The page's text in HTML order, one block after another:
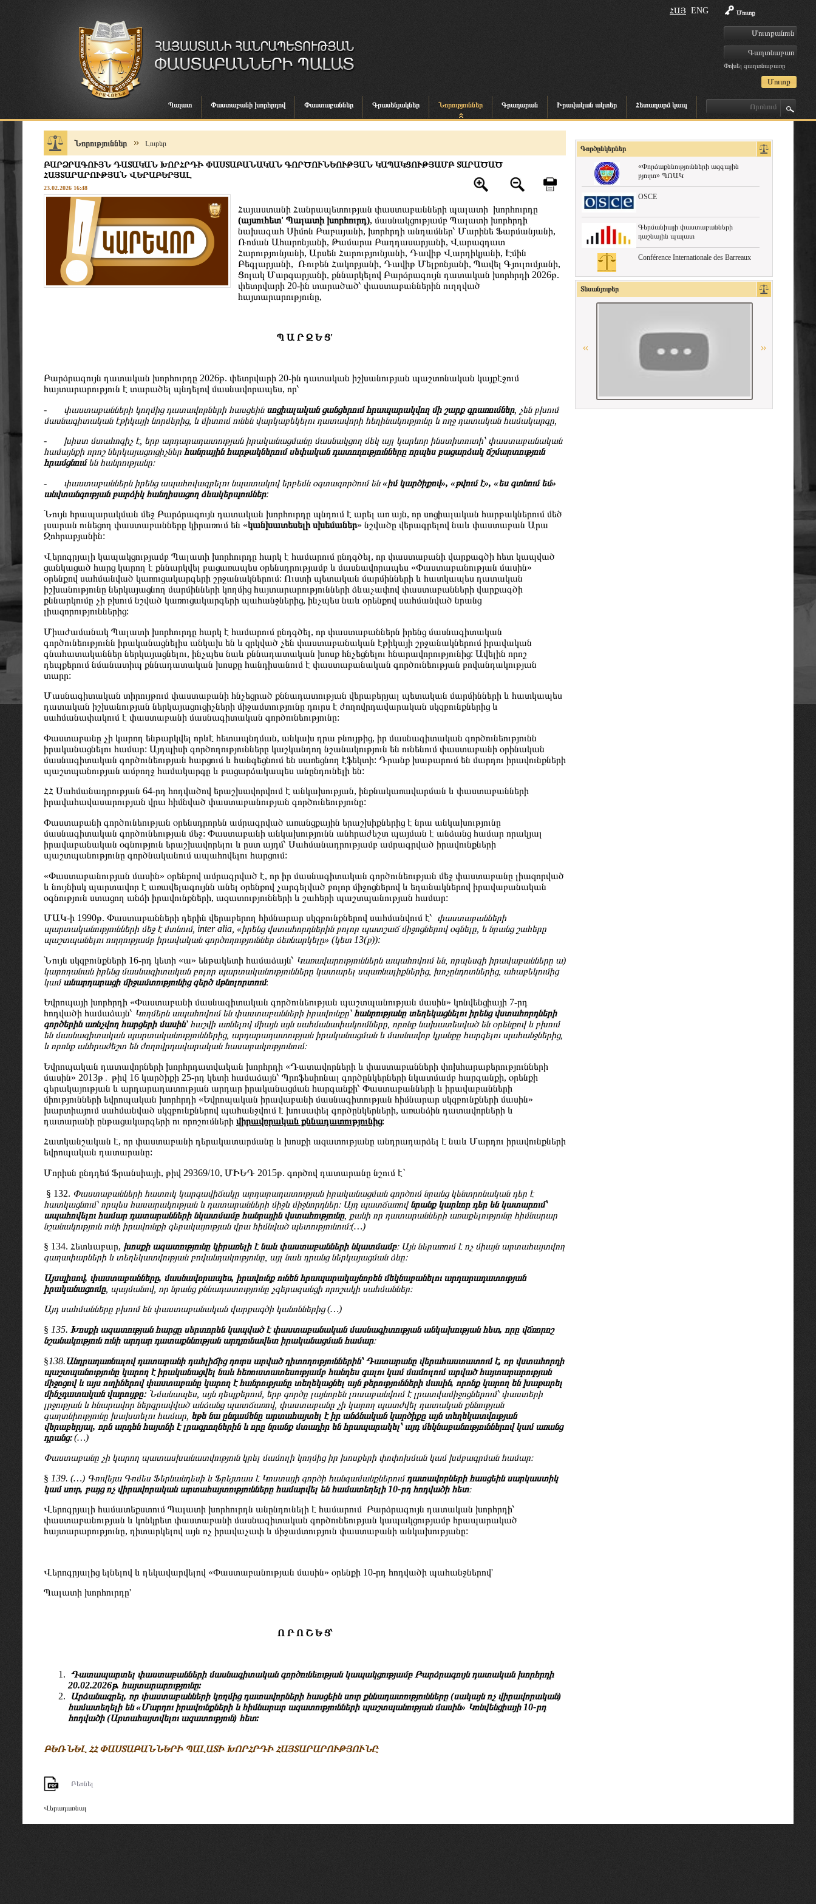
Մուտք
Փոխել գաղտնաբառը
ՀԱՅ ENG
Պալատ Փաստաբանի խորհրդով Փաստաբաններ Գրասենյակներ Նորություններ Գրադարան Իրավական ակտեր Հետադարձ կապ
Նորություններ Լուրեր
ԲԱՐՁՐԱԳՈՒՅՆ ԴԱՏԱԿԱՆ ԽՈՐՀՐԴԻ ՓԱՍՏԱԲԱՆԱԿԱՆ ԳՈՐԾՈՒՆԵՈՒԹՅԱՆ ԿԱՊԱԿՑՈՒԹՅԱՄԲ ՏԱՐԱԾԱԾ
ՀԱՅՏԱՐԱՐՈՒԹՅԱՆ ՎԵՐԱԲԵՐՅԱԼ
23.02.2026 16:48
Հայաստանի Հանրապետության փաստաբանների պալատի խորհուրդը
(այսուհետ' Պալատի խորհուրդ), մասնակցությամբ Պալատի խորհրդի
նախագահ Սիմոն Բաբայանի, խորհրդի անդամներ՝ Մարինե Ֆարմանյանի,
Ռոման Ահարոնյանի, Թամարա Բաղդասարյանի, Վարազդատ
Հարությունյանի, Արսեն Հարությունյանի, Դավիթ Վարդիկյանի, Էմին
Բեգլարյանի, Ռուբեն Հակոբյանի, Դավիթ Մելքոնյանի, Պավել Գյուլումյանի,
Ցոլակ Մարգարյանի, քննարկելով Բարձրագույն դատական խորհրդի 2026թ.
փետրվարի 20-ին տարածած՝ փաստաբաններին ուղղված
հայտարարությունը,
Պ Ա Ր Զ Ե Ց'
Բարձրագույն դատական խորհուրդը 2026թ. փետրվարի 20-ին դատական իշխանության պաշտոնական կայքէջում
հայտարարություն է տարածել պնդելով մասնավորապես, որ՝
- փաստաբանների կողմից դատավորների հասցեին սոցիալական ցանցերում հրապարակվող մի շարք գրառումներ, չեն բխում
մասնագիտական էթիկայի նորմերից, և միտում ունեն վարկաբեկելու դատավորի հեղինակությունը և ողջ դատական համակարգը,
- խիստ մտահոգիչ է, երբ արդարադատության իրականացմանը մասնակցող մեկ այլ կարևոր ինստիտուտի՝ փաստաբանական
համայնքի որոշ ներկայացուցիչներ հանրային հարթակներում սեփական դատողությունները որպես բացարձակ ճշմարտություն
հրամցնումեն հանրությանը։
- փաստաբաններն իրենց ապահովագրելու նպատակով երբեմն օգտագործում են«իմ կարծիքով», «թվում է», «ես գտնում եմ»
անվտանգության բարձիկ հանդիսացող ձևակերպումներ:
Նույն հրապարակման մեջ Բարձրագույն դատական խորհուրդը պնդում է արել առ այն, որ սոցիալական հարթակներում մեծ
լսարան ունեցող փաստաբանները կիրառում են «կանխատեսելի սխեմաներ» նշվածը վերագրելով նաև փաստաբան Արա
Զոհրաբյանին:
Վերոգրյալի կապակցությամբ Պալատի խորհուրդը հարկ է համարում ընդգծել, որ փաստաբանի վարքագծի հետ կապված
ցանկացած հարց կարող է քննարկվել բացառապես օրենսդրությամբ և մասնավորապես «Փաստաբանության մասին»
օրենքով սահմանված կառուցակարգերի շրջանակներում: Ուստի պետական մարմինների և հատկապես դատական
իշխանությունը ներկայացնող մարմինների կողմից հայտարարությունների ձևաչափով փաստաբանների վարքագծի
քննարկումը չի բխում նշված կառուցակարգերի պահանջներից, ինչպես նաև օրենքով սահմանված նրանց
լիազորություններից:
Միաժամանակ Պալատի խորհուրդը հարկ է համարում ընդգծել, որ փաստաբաններն իրենց մասնագիտական
գործունեությունն իրականացնելիս անկախ են և զրկված չեն փաստաբանական էթիկայի շրջանակներում իրավական
գնահատականներ ներկայացնելու, ինչպես նաև քննադատական խոսք հնչեցնելու հնարավորությունից: Ավելին որոշ
դեպքերում նմանատիպ քննադատական խոսքը հանդիսանում է փաստաբանական գործունեության բովանդակության
տարր:
Մասնագիտական տիրույթում փաստաբանի հնչեցրած քննադատության վերաբերյալ պետական մարմինների և հատկապես
դատական իշխանության ներկայացուցիչների միջամտությունը դուրս է ժողովրդավարական սկզբունքներից և
սահմանափակում է փաստաբանի մասնագիտական գործունեությունը:
Փաստաբանը չի կարող ենթարկվել որևէ հետապնդման, անկախ դրա բնույթից, իր մասնագիտական գործունեությունն
իրականացնելու համար: Այդպիսի գործողությունները կաշկանդող նշանակություն են ունենում փաստաբանի օրինական
մասնագիտական գործունեության հարցում և հանգեցնում են սառեցնող էֆեկտի: Դրանք խաթարում են մարդու իրավունքների
պաշտպանության ամբողջ համակարգը և բացարձակապես անընդունելի են:
ՀՀ Սահմանադրության 64-րդ հոդվածով երաշխավորվում է անկախության, ինքնակառավարման և փաստաբանների
իրավահավասարության վրա հիմնված փաստաբանության գործունեությունը:
Փաստաբանի գործունեության օրենսդրորեն ամրագրված առանցքային երաշխիքներից է նրա անկախությունը
մասնագիտական գործունեության մեջ: Փաստաբանի անկախությունն անհրաժեշտ պայման է անձանց համար որակյալ
իրավաբանական օգնություն երաշխավորելու և ըստ այդմ՝ Սահմանադրությամբ ամրագրված իրավունքների
պաշտպանությունը գործնականում ապահովելու հարցում:
«Փաստաբանության մասին» օրենքով ամրագրված է, որ իր մասնագիտական գործունեության մեջ փաստաբանը լիազորված
և նույնիսկ պարտավոր է առավելագույնն անել օրենքով չարգելված բոլոր միջոցներով և եղանակներով իրավաբանական
օգնություն ստացող անձի իրավունքների, ազատությունների և շահերի պաշտպանության համար:
ՄԱԿ-ի 1990թ. Փաստաբանների դերին վերաբերող հիմնարար սկզբունքներով սահմանվում է՝ փաստաբանների
պարտականությունների մեջ է մտնում, inter alia, «իրենց վստահորդներին բոլոր պատշաճ միջոցներով օգնելը, և նրանց շահերը
պաշտպանելու ուղղությամբ իրավական գործողություններ ձեռնարկելը» (կետ 13(բ)):
Նույն սկզբունքների 16-րդ կետի «ա» ենթակետի համաձայն՝ Կառավարություններն ապահովում են, որպեսզի իրավաբանները ա)
կարողանան իրենց մասնագիտական բոլոր պարտականությունները կատարել սպառնալիքներից, խոչընդոտներից, ահաբեկումից
կամանարդարացի միջամտությունից զերծ մթնոլորտում։
Եվրոպայի խորհրդի «Փաստաբանի մասնագիտական գործունեության պաշտպանության մասին» կոնվենցիայի 7-րդ
հոդվածի համաձայն՝ Կողմերն ապահովում են փաստաբանների իրավունքը՝ հանրությանը տեղեկացնելու իրենց վստահորդների
գործերին առնչվող հարցերի մասին՝ հաշվի առնելով միայն այն սահմանափակումները, որոնք նախատեսված են օրենքով և բխում
են մասնագիտական պարտականություններից, արդարադատության իրականացման և մասնավոր կյանքը հարգելու պահանջներից,
և որոնք անհրաժեշտ են ժողովրդավարական հասարակությունում։
Եվրոպական դատավորների խորհրդատվական խորհրդի «Դատավորների և փաստաբանների փոխհարաբերությունների
մասին» 2013թ․ թիվ 16 կարծիքի 25-րդ կետի համաձայն՝ Պրոֆեսիոնալ գործընկերների նկատմամբ հարգանքի, օրենքի
գերակայության և արդարադատության արդար իրականացման հարգանքի՝ Փաստաբանների և իրավաբանների
միությունների եվրոպական խորհրդի «Եվրոպական իրավաբանի մասնագիտության հիմնարար սկզբունքների մասին»
խարտիայում սահմանված սկզբունքներով պահանջվում է խուսափել գործընկերների, առանձին դատավորների և
դատարանի ընթացակարգերի ու որոշումների վիրավորական քննադատությունից:
Հատկանշական է, որ փաստաբանի դերակատարմանը և խոսքի ազատությանը անդրադարձել է նաև Մարդու իրավունքների
եվրոպական դատարանը:
Մորիսն ընդդեմ Ֆրանսիայի, թիվ 29369/10, ՄԻԵԴ 2015թ. գործով դատարանը նշում է`
§ 132. Փաստաբանների հատուկ կարգավիճակը արդարադատության իրականացման գործում նրանց կենտրոնական դեր է
հատկացնում՝ որպես հասարակության և դատարանների միջև միջնորդներ։ Այդ պատճառովնրանք կարևոր դեր են կատարում՝
ապահովելու համար դատարանների նկատմամբ հանրային վստահությունը, քանի որ դատարանների առաքելությունը հիմնարար
նշանակություն ունի իրավունքի գերակայության վրա հիմնված պետությունում։(…)
§ 134. Հետևաբար, խոսքի ազատությունը կիրառելի է նաև փաստաբանների նկատմամբ։ Այն ներառում է ոչ միայն արտահայտվող
գաղափարների և տեղեկատվության բովանդակությունը, այլ նաև դրանց ներկայացման ձևը։
Այսպիսով, փաստաբանները, մասնավորապես, իրավունք ունեն հրապարակայնորեն մեկնաբանելու արդարադատության
իրականացումը, պայմանով, որ նրանց քննադատությունը չգերազանցի որոշակի սահմաններ։
Այդ սահմանները բխում են փաստաբանական վարքագծի կանոններից (…)
§ 135. Խոսքի ազատության հարցը սերտորեն կապված է փաստաբանական մասնագիտության անկախության հետ, որը վճռորոշ
նշանակություն ունի արդար դատաքննության արդյունավետ իրականացման համար։
§138.Անդրադառնալով դատարանի դահլիճից դուրս արված դիտողություններին՝ Դատարանը վերահաստատում է, որ վստահորդի
պաշտպանությունը կարող է իրականացվել նաև հեռուստատեսությամբ հանդես գալու կամ մամուլում արված հայտարարության
միջոցով և այս ուղիներով փաստաբանը կարող է հանրությանը տեղեկացնել այն թերությունների մասին, որոնք կարող են խաթարել
մինչդատականվարույթը։ Նմանապես, այն դեպքերում, երբ գործը լայնորեն լուսաբանվում է լրատվամիջոցներում՝ փաստերի
լրջության և հնարավոր ներգրավված անձանց պատճառով, փաստաբանը չի կարող պատժվել դատական քննության
գաղտնիությունը խախտելու համար, եթե նա ընդամենը արտահայտել է իր անձնական կարծիքը այն տեղեկատվության
վերաբերյալ, որն արդեն հայտնի է լրագրողներին և որը նրանք մտադիր են հրապարակել՝ այդ մեկնաբանություններով կամ առանց
դրանց։(…)
Փաստաբանը չի կարող պատասխանատվություն կրել մամուլի կողմից իր խոսքերի փոփոխման կամ խմբագրման համար։
§ 139. (…) Գուվեյա Գոմես Ֆերնանդեսի և Ֆրեյտաս է Կոստայի գործի հանգամանքներումդատավորների հասցեին սարկաստիկ
կամ սուր, բայց ոչ վիրավորական արտահայտությունները համարվել են համատեղելի 10-րդ հոդվածի հետ։
Վերոգրյալի համատեքստում Պալատի խորհուրդն անընդունելի է համարում Բարձրագույն դատական խորհրդի՝
փաստաբանության և կոնկրետ փաստաբանի մասնագիտական գործունեության կապակցությամբ հրապարակած
հայտարարությունը, դիտարկելով այն ոչ իրավաչափ և միջամտություն փաստաբանի անկախությանը:
Վերոգրյալից ելնելով և ղեկավարվելով «Փաստաբանության մասին» օրենքի 10-րդ հոդվածի պահանջներով'
Պալատի խորհուրդը'
Ո Ր Ո Շ Ե Ց՝
Դատապարտել փաստաբանների մասնագիտական գործունեության կապակցությամբ Բարձրագույն դատական խորհրդի
20.02.2026թ. հայտարարությունը:
Արձանագրել, որ փաստաբանների կողմից դատավորների հասցեին սուր քննադատությունները (սակայն ոչ վիրավորական)
համատեղելի են «Մարդու իրավունքների և հիմնարար ազատությունների պաշտպանության մասին» Կոնվենցիայի 10-րդ
հոդվածի (Արտահայտվելու ազատություն) հետ:
ԲԵՌՆԵԼ ՀՀ ՓԱՍՏԱԲԱՆՆԵՐԻ ՊԱԼԱՏԻ ԽՈՐՀՐԴԻ ՀԱՅՏԱՐԱՐՈՒԹՅՈՒՆԸ
Բեռնել
Վերադառնալ
Գործընկերներ
«Փորձաքննությունների ազգային
բյուրո» ՊՈԱԿ
OSCE
Գերմանիայի փաստաբանների
դաշնային պալատ
Conférence Internationale des Barreaux
La Carpa de Paris
Union Nationale des Carpa
Տեսանյութեր